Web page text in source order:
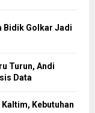
Bidik Golkar Jadi
Turun, Andi
Data
Kebutuhan